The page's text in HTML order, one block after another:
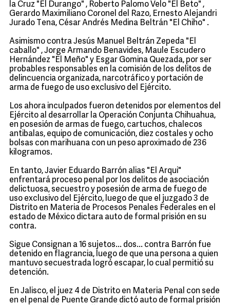
la Cruz "El Durango" , Roberto Palomo Velo "El Beto" ,
Gerardo Maximiliano Coronel del Razo, Ernesto Alejandri
Jurado Tena, César Andrés Medina Beltrán "El Chiho" .
Asimismo contra Jesús Manuel Beltrán Zepeda "El
caballo" , Jorge Armando Benavides, Maule Escudero
Hernández "El Meño" y Esgar Gomina Quezada, por ser
probables responsables en la comisión de los delitos de
delincuencia organizada, narcotráfico y portación de
arma de fuego de uso exclusivo del Ejército.
Los ahora inculpados fueron detenidos por elementos del
Ejército al desarrollar la Operación Conjunta Chihuahua,
en posesión de armas de fuego, cartuchos, chalecos
antibalas, equipo de comunicación, diez costales y ocho
bolsas con marihuana con un peso aproximado de 236
kilogramos.
En tanto, Javier Eduardo Barrón alias "El Arqui"
enfrentará proceso penal por los delitos de asociación
delictuosa, secuestro y posesión de arma de fuego de
uso exclusivo del Ejército, luego de que el juzgado 3 de
Distrito en Materia de Procesos Penales Federales en el
estado de México dictara auto de formal prisión en su
contra.
Sigue Consignan a 16 sujetos... dos... contra Barrón fue
detenido en flagrancia, luego de que una persona a quien
mantuvo secuestrada logró escapar, lo cual permitió su
detención.
En Jalisco, el juez 4 de Distrito en Materia Penal con sede
en el penal de Puente Grande dictó auto de formal prisión